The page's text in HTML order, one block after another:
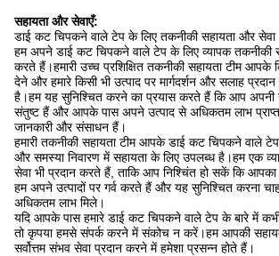
सहायता और सेवाएँ:
डाई कट चिपकने वाले टेप के लिए तकनीकी सहायता और सेवा
हम अपने डाई कट चिपकने वाले टेप के लिए व्यापक तकनीकी
करते हैं।हमारी उच्च प्रशिक्षित तकनीकी सहायता टीम आपके
देने और हमारे किसी भी उत्पाद पर मार्गदर्शन और सलाह
है।हम यह सुनिश्चित करने का प्रयास करते हैं कि आप अपनी
संतुष्ट हैं और आपके पास अपने उत्पाद से अधिकतम लाभ
जानकारी और संसाधन हैं।
हमारी तकनीकी सहायता टीम आपके डाई कट चिपकने वाले
और समस्या निवारण में सहायता के लिए उपलब्ध है।हम एक
सेवा भी प्रदान करते हैं, ताकि आप निश्चिंत हो सकें कि आपका
हम अपने उत्पादों पर गर्व करते हैं और यह सुनिश्चित करना
अधिकतम लाभ मिले।
यदि आपके पास हमारे डाई कट चिपकने वाले टेप के बारे में कभी
तो कृपया हमसे संपर्क करने में संकोच न करें।हम आपकी
सर्वोत्तम संभव सेवा प्रदान करने में हमेशा प्रसन्न होते हैं।